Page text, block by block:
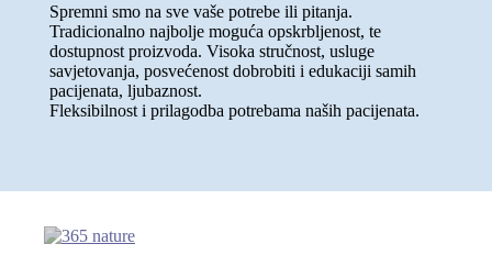
Spremni smo na sve vaše potrebe ili pitanja.
Tradicionalno najbolje moguća opskrbljenost, te
dostupnost proizvoda. Visoka stručnost, usluge
savjetovanja, posvećenost dobrobiti i edukaciji samih
pacijenata, ljubaznost.
Fleksibilnost i prilagodba potrebama naših pacijenata.